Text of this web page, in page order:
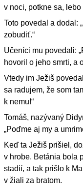
v noci, potkne sa, lebo
Toto povedal a dodal:
zobudiť.“
Učeníci mu povedali:
hovoril o jeho smrti, a
Vtedy im Ježiš
sa radujem, že som
k nemu!“
Tomáš, nazývaný
„Poďme aj my a
Keď ta Ježiš prišiel,
v hrobe. Betánia bola
stadií, a tak prišlo k
v žiali za bratom.